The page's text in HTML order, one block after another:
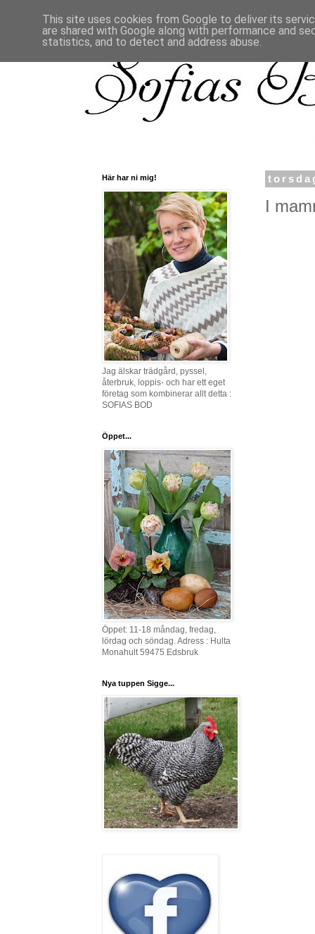
I
Här har ni mig!
Jag älskar trädgård, pyssel,
återbruk, loppis- och har ett eget
företag som kombinerar allt detta :
SOFIAS BOD
Öppet...
Öppet: 11-18 måndag, fredag,
lördag och söndag. Adress : Hulta
Monahult 59475 Edsbruk
Nya tuppen Sigge...
This site uses cookies from Google to deliver its
are shared with Google along with performance and
statistics, and to detect and address abuse.